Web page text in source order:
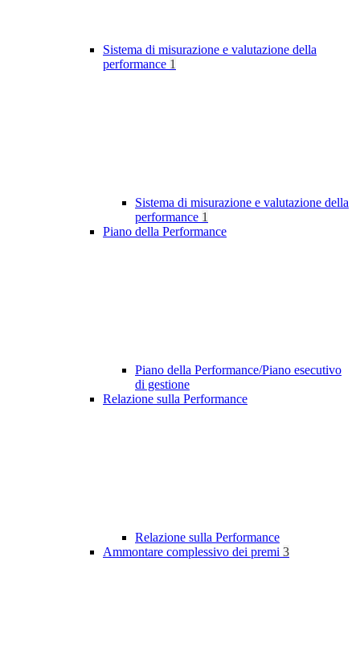
Sistema di misurazione e valutazione della
performance 1
Sistema di misurazione e valutazione della
performance 1
Piano della Performance
Piano della Performance/Piano esecutivo
di gestione
Relazione sulla Performance
Relazione sulla Performance
Ammontare complessivo dei premi 3